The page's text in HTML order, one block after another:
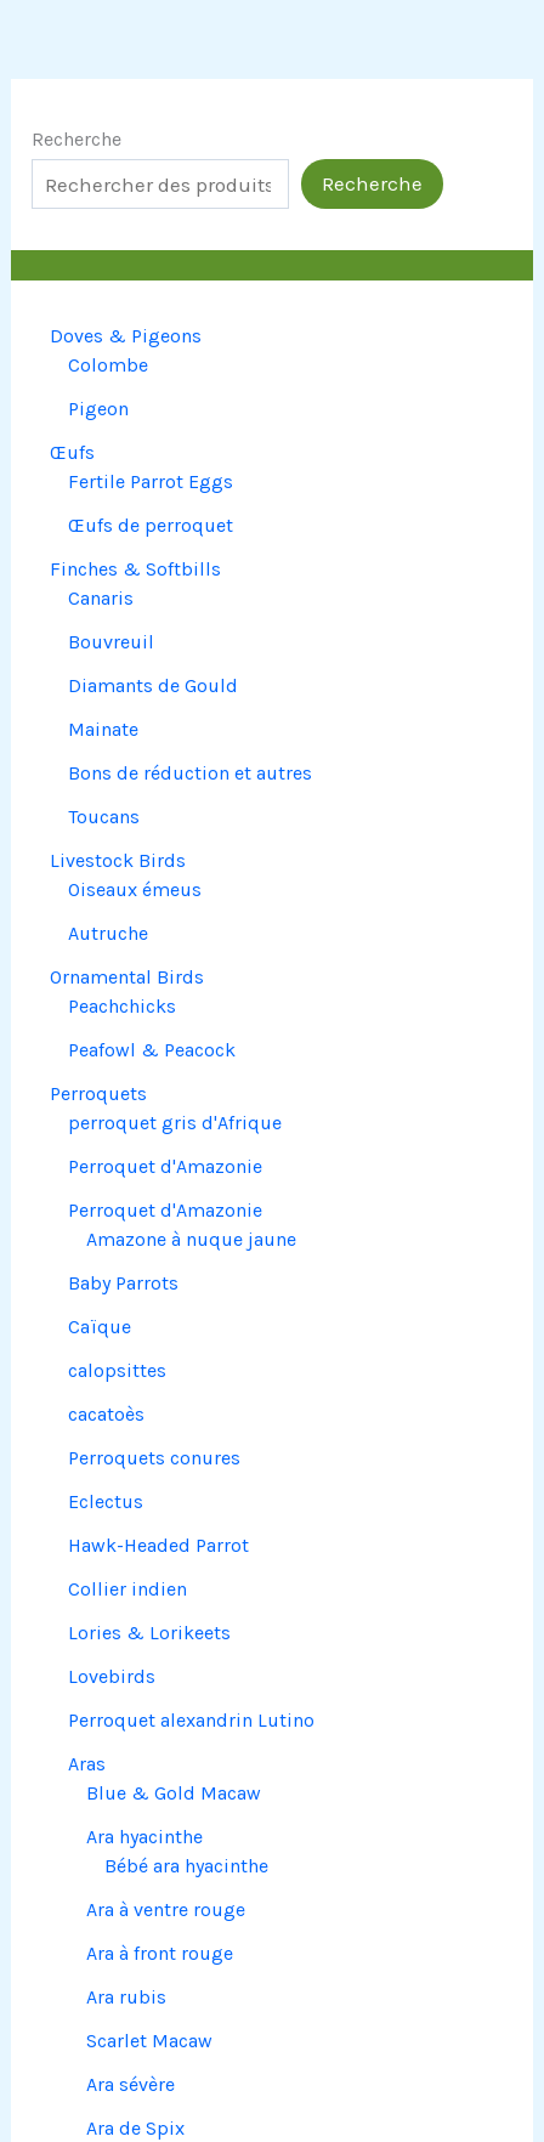
Recherche
Recherche
Doves & Pigeons
Colombe
Pigeon
Œufs
Fertile Parrot Eggs
Œufs de perroquet
Finches & Softbills
Canaris
Bouvreuil
Diamants de Gould
Mainate
Bons de réduction et autres
Toucans
Livestock Birds
Oiseaux émeus
Autruche
Ornamental Birds
Peachchicks
Peafowl & Peacock
Perroquets
perroquet gris d'Afrique
Perroquet d'Amazonie
Perroquet d'Amazonie
Amazone à nuque jaune
Baby Parrots
Caïque
calopsittes
cacatoès
Perroquets conures
Eclectus
Hawk-Headed Parrot
Collier indien
Lories & Lorikeets
Lovebirds
Perroquet alexandrin Lutino
Aras
Blue & Gold Macaw
Ara hyacinthe
Bébé ara hyacinthe
Ara à ventre rouge
Ara à front rouge
Ara rubis
Scarlet Macaw
Ara sévère
Ara de Spix